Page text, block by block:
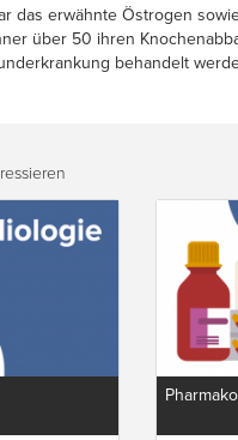
das erwähnte Östrogen
über 50 ihren
behandelt